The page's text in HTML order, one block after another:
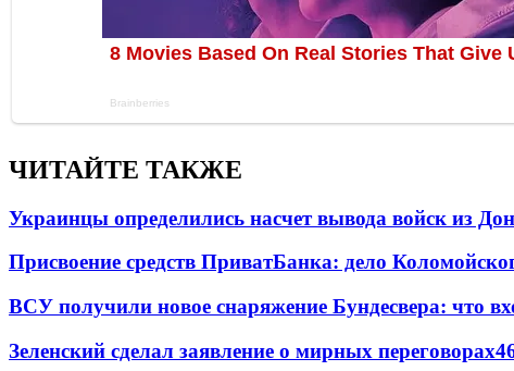
ЧИТАЙТЕ ТАКЖЕ
Украинцы определились насчет вывода войск из
Присвоение средств ПриватБанка: дело
ВСУ получили новое снаряжение Бундесвера: что
Зеленский сделал заявление о мирных переговорах